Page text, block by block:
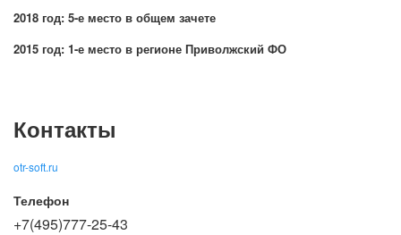
2018 год: 5-е место в общем зачете
2015 год: 1-е место в регионе Приволжский ФО
Контакты
otr-soft.ru
Телефон
+7(495)777-25-43